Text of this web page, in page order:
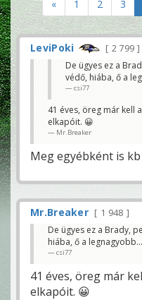
« 1 2 3
LeviPoki
2 799
De ügyes ez a
védő, hiába, ő a
csi77
41 éves, öreg már kell
elkapóit. 😀
Mr.Breaker
Meg egyébként is
Mr.Breaker
1 948
De ügyes ez a Brady,
hiába, ő a
csi77
41 éves, öreg már
elkapóit. 😀